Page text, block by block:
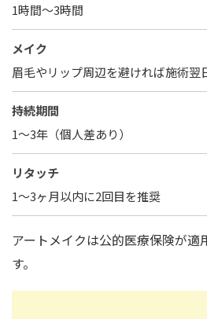
1時間〜3時間
メイク
眉毛やリップ周辺を避ければ施術翌
持続期間
1〜3年（個人差あり）
リタッチ
1〜3ヶ月以内に2回目を推奨
アートメイクは公的医療保険が適
す。